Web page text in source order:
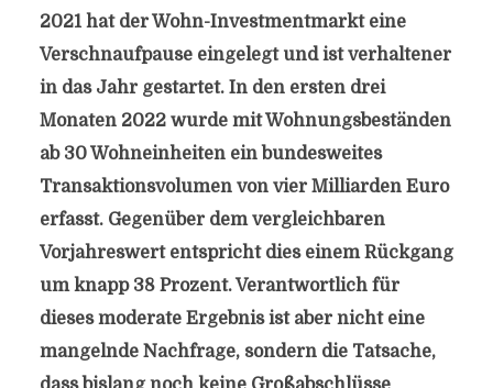
2021 hat der Wohn-Investmentmarkt eine
Verschnaufpause eingelegt und ist verhaltener
in das Jahr gestartet. In den ersten drei
Monaten 2022 wurde mit Wohnungsbeständen
ab 30 Wohneinheiten ein bundesweites
Transaktionsvolumen von vier Milliarden Euro
erfasst. Gegenüber dem vergleichbaren
Vorjahreswert entspricht dies einem Rückgang
um knapp 38 Prozent. Verantwortlich für
dieses moderate Ergebnis ist aber nicht eine
mangelnde Nachfrage, sondern die Tatsache,